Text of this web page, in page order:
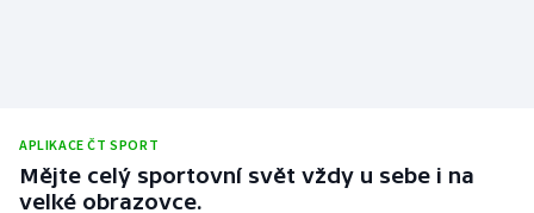
APLIKACE ČT SPORT
Mějte celý sportovní svět vždy u sebe i na
velké obrazovce.